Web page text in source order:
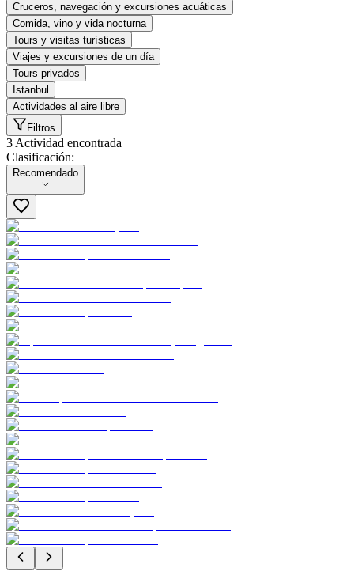
Cruceros, navegación y excursiones acuáticas
Comida, vino y vida nocturna
Tours y visitas turísticas
Viajes y excursiones de un día
Tours privados
Istanbul
Actividades al aire libre
Filtros
3 Actividad encontrada
Clasificación:
Clasificación:
Recomendado